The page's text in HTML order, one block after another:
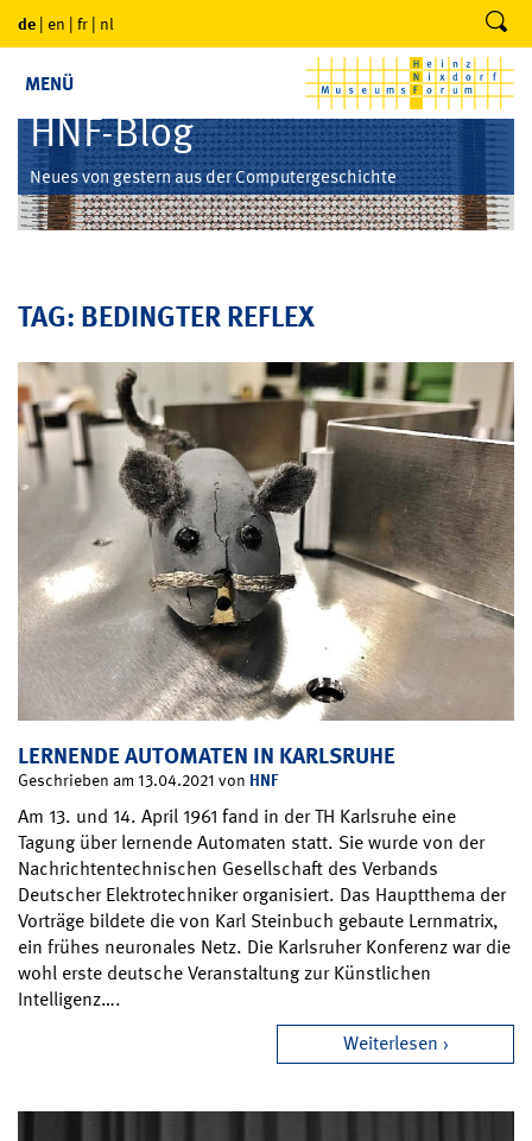
de | en | fr | nl
MENÜ
HNF-Blog
Neues von gestern aus der Computergeschichte
TAG: BEDINGTER REFLEX
LERNENDE AUTOMATEN IN KARLSRUHE
Geschrieben am 13.04.2021 von HNF
Am 13. und 14. April 1961 fand in der TH Karlsruhe eine
Tagung über lernende Automaten statt. Sie wurde von der
Nachrichtentechnischen Gesellschaft des Verbands
Deutscher Elektrotechniker organisiert. Das Hauptthema der
Vorträge bildete die von Karl Steinbuch gebaute Lernmatrix,
ein frühes neuronales Netz. Die Karlsruher Konferenz war die
wohl erste deutsche Veranstaltung zur Künstlichen
Intelligenz….
Weiterlesen